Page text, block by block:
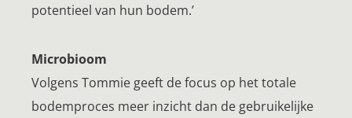
potentieel van hun bodem.’
Microbioom
Volgens Tommie geeft de focus op het totale
bodemproces meer inzicht dan de gebruikelijke